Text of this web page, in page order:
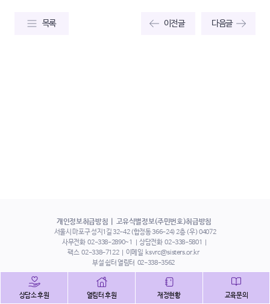
목록 이전글 다음글
개인정보취급방침 고유식별정보(주민번호)취급방침
서울시 마포구 성지1길 32-42 (합정동 366-24) 2층 (우) 04072
사무전화 02-338-2890~1 상담전화 02-338-5801
팩스 02-338-7122 이메일 ksvrc@sisters.or.kr
부설 쉼터 열림터 02-338-3562
상담소 후원 열림터 후원 재정현황 교육문의